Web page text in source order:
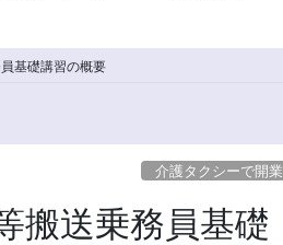
基礎講習の概要
介護タクシーで開業
搬送乗務員基礎